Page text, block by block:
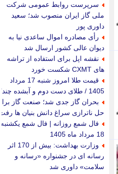
سرپرست روابط عمومی شرکت
ملی گاز ایران منصوب شد؛ سعید
داوری پور
رأی مصادره اموال ساعدی نیا به
دیوان عالی کشور ارسال شد
نقشه اپل برای استفاده از تراشه
های CXMT شکست خورد
قیمت طلا امروز شنبه 17 مرداد
1405 / طلای دست دوم و آبشده چند؟
بحران گاز جدی شد؛ صنعت گاز برای
حل ناترازی سراغ دانش بنیان ها رفت
فال شمع روزانه | فال شمع یکشنبه
18 مرداد ماه 1405
وزارت بهداشت: بیش از 170 اثر
رسانه ای در جشنواره «رسانه و
سلامت» داوری شد